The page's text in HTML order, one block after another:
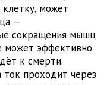
может
—
сокращения мышц
может эффективно
к смерти.
ток проходит через